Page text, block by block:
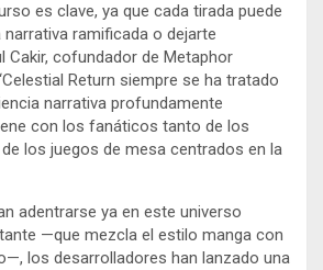
es clave, ya que cada tirada puede
ramificada o dejarte
Cakir, cofundador de Metaphor
Return siempre se ha tratado
narrativa profundamente
con los fanáticos tanto de los
los juegos de mesa centrados en la
adentrarse ya en este universo
—que mezcla el estilo manga con
los desarrolladores han lanzado una